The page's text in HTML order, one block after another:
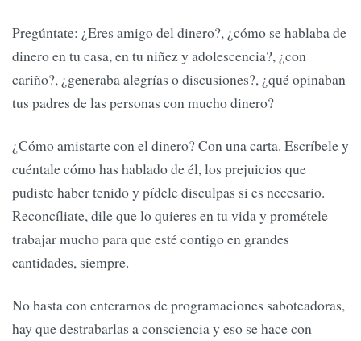
Pregúntate: ¿Eres amigo del dinero?, ¿cómo se hablaba de
dinero en tu casa, en tu niñez y adolescencia?, ¿con
cariño?, ¿generaba alegrías o discusiones?, ¿qué opinaban
tus padres de las personas con mucho dinero?
¿Cómo amistarte con el dinero? Con una carta. Escríbele y
cuéntale cómo has hablado de él, los prejuicios que
pudiste haber tenido y pídele disculpas si es necesario.
Reconcíliate, dile que lo quieres en tu vida y prométele
trabajar mucho para que esté contigo en grandes
cantidades, siempre.
No basta con enterarnos de programaciones saboteadoras,
hay que destrabarlas a consciencia y eso se hace con